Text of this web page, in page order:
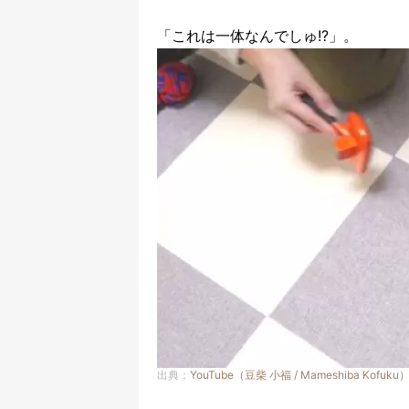
「これは一体なんでしゅ!?」。
出典： YouTube（豆柴 小福 / Mameshiba Kofuku）